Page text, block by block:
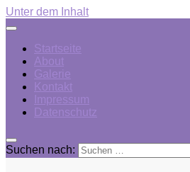
Unter dem Inhalt
Startseite
About
Galerie
Kontakt
Impressum
Datenschutz
Suchen nach: